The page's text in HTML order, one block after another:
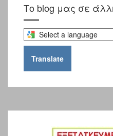
Το blog μας σε
Select
a
translate
Translate